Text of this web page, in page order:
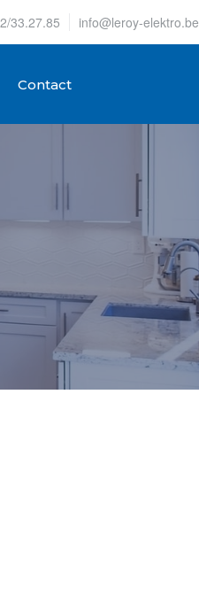
33.27.85 info@leroy-elektro.be
Contact